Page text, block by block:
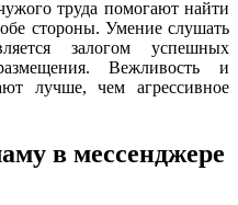
труда помогают найти
стороны. Умение слушать
залогом успешных
Вежливость и
лучше, чем агрессивное
в мессенджере